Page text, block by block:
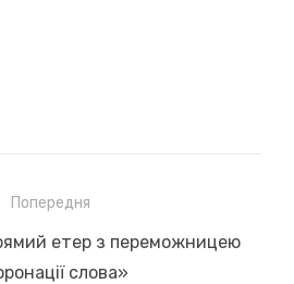
Попередня
етер з переможницею
слова»